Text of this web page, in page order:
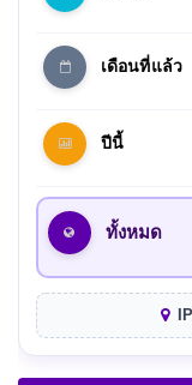
เดือนที่แล้ว
ปีนี้
ทั้งหมด